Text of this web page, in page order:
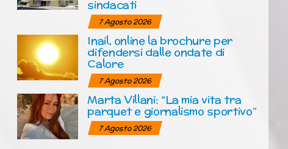
sindacati
7 Agosto 2026
Inail, online la brochure per
difendersi dalle ondate di
Calore
7 Agosto 2026
Marta Villani: “La mia vita tra
parquet e giornalismo sportivo”
7 Agosto 2026